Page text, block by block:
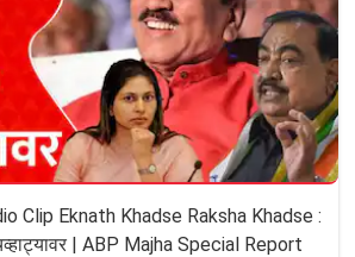
Clip Eknath Khadse Raksha Khadse :
| ABP Majha Special Report